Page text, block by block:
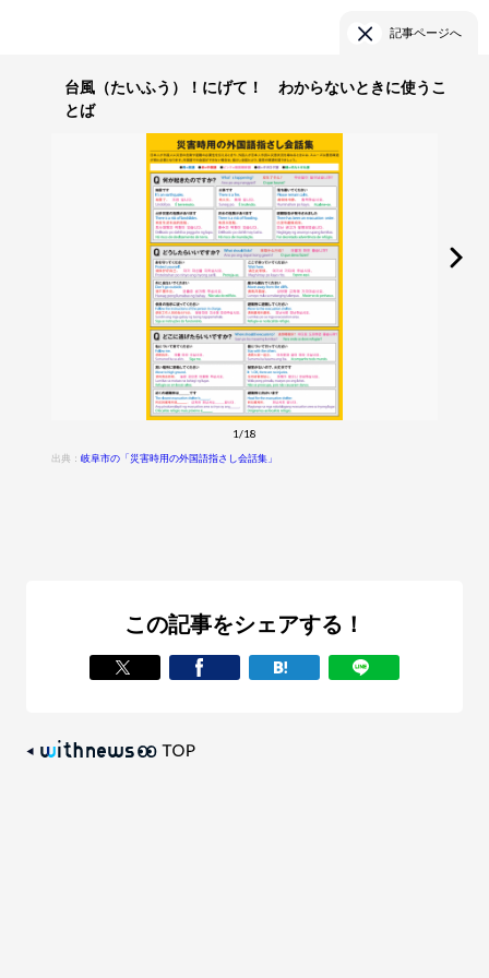
記事ページへ
台風（たいふう）！にげて！ わからないときに使うこ
とば
1/18
出典：岐阜市の「災害時用の外国語指さし会話集」
この記事をシェアする！